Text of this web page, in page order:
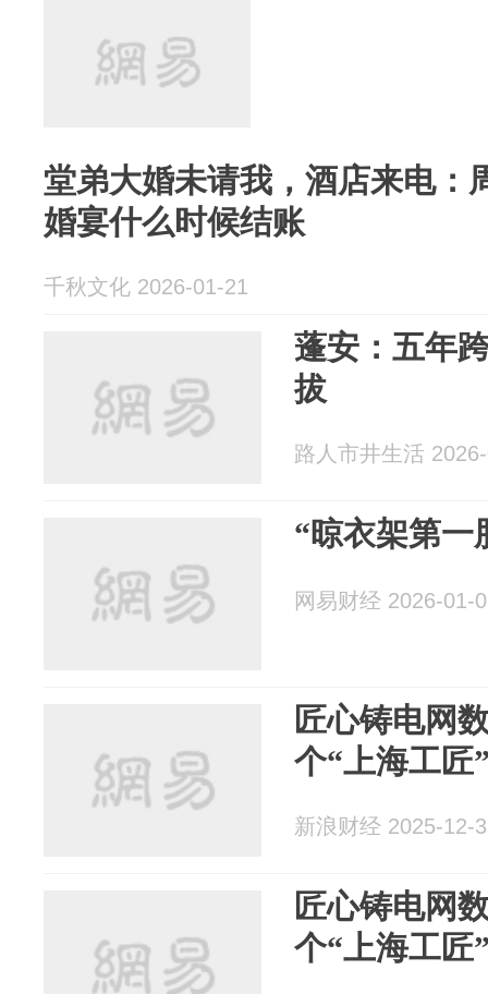
堂弟大婚未请我，酒店来电：
婚宴什么时候结账
千秋文化 2026-01-21
蓬安：五年
拔
路人市井生活
“晾衣架第一
网易财经 2026-01-
匠心铸电网
个“上海工匠
新浪财经 2025-12-
匠心铸电网
个“上海工匠